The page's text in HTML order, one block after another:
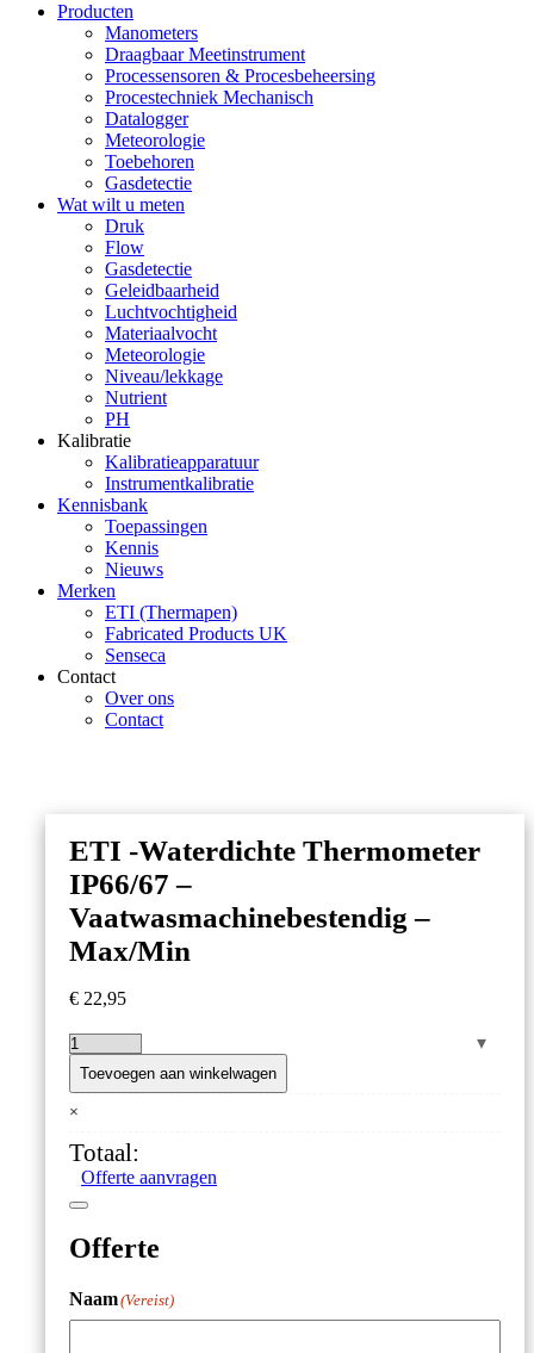
Producten
Manometers
Draagbaar Meetinstrument
Processensoren & Procesbeheersing
Procestechniek Mechanisch
Datalogger
Meteorologie
Toebehoren
Gasdetectie
Wat wilt u meten
Druk
Flow
Gasdetectie
Geleidbaarheid
Luchtvochtigheid
Materiaalvocht
Meteorologie
Niveau/lekkage
Nutrient
PH
Kalibratie
Kalibratieapparatuur
Instrumentkalibratie
Kennisbank
Toepassingen
Kennis
Nieuws
Merken
ETI (Thermapen)
Fabricated Products UK
Senseca
Contact
Over ons
Contact
ETI -Waterdichte Thermometer
IP66/67 –
Vaatwasmachinebestendig –
Max/Min
€ 22,95
ETI
Waterdichte
Thermometer
–
Vaatwasmachinebestendig
–
aantal
Toevoegen aan winkelwagen
×
Totaal:
Offerte aanvragen
Offerte
Naam(Vereist)